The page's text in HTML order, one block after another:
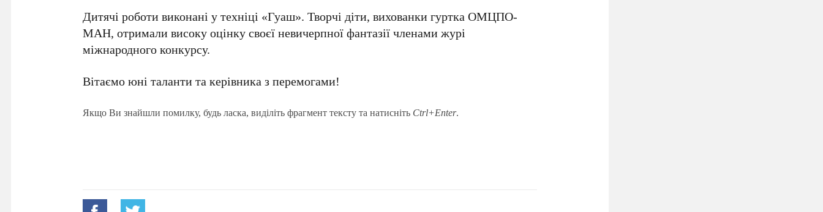
Дитячі роботи виконані у техніці «Гуаш». Творчі діти, вихованки гуртка ОМЦПО-
МАН, отримали високу оцінку своєї невичерпної фантазії членами журі
міжнародного конкурсу.
Вітаємо юні таланти та керівника з перемогами!
Якщо Ви знайшли помилку, будь ласка, виділіть фрагмент тексту та натисніть Ctrl+Enter.